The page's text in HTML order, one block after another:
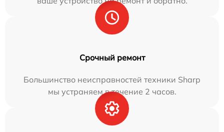
Срочный ремонт
Большинство неисправностей техники Sharp
мы устраняем в течение 2 часов.